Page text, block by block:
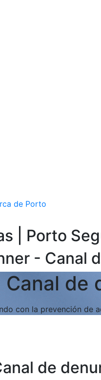
de Porto
| Porto
- Canal
Canal de
con la prevención de
de